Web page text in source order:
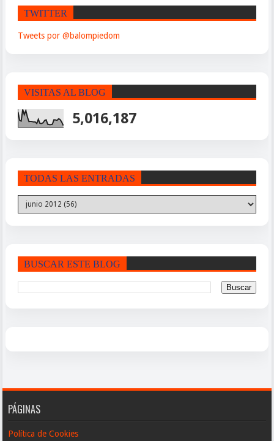
TWITTER
Tweets por @balompiedom
VISITAS AL BLOG
5,016,187
TODAS LAS ENTRADAS
BUSCAR ESTE BLOG
PÁGINAS
Política de Cookies